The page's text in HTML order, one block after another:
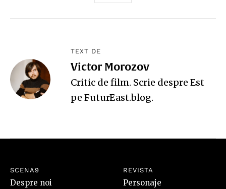
TEXT DE
Victor Morozov
Critic de film. Scrie despre Est
pe FuturEast.blog.
SCENA9
Despre noi
REVISTA
Personaje